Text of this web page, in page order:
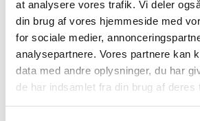
at analysere vores trafik. Vi deler
din brug af vores hjemmeside med
for sociale medier,
analysepartnere. Vores partnere kan
data med andre oplysninger, du har
de har indsamlet fra din brug af deres
Sofie deltage i Bang on a Can
Massachusetts Museum of
hun sammen med udvalgte
vil arbejde med komponisterne
Wolfe og Michael Gordon samt
Bang on a Can All-Stars. Dette